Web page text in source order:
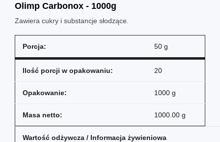
Olimp Carbonox - 1000g
Zawiera cukry i substancje słodzące.
Porcja: 50 g
Ilość porcji w opakowaniu: 20
Opakowanie: 1000 g
Masa netto: 1000.00 g
Wartość odżywcza / Informacja żywieniowa